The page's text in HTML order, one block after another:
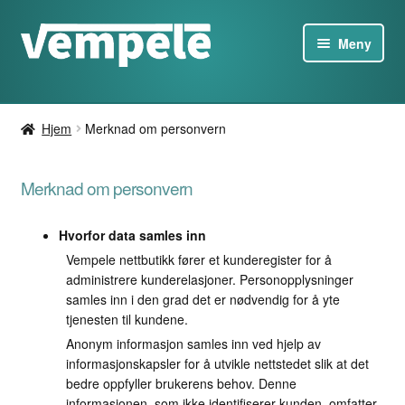
Gå
til
Hopp
til
Meny
Ladere
Tilbud
Kontakt oss
Hjem Merknad om personvern
Merknad om personvern
Hvorfor data samles inn
Vempele nettbutikk fører et kunderegister for å
administrere kunderelasjoner. Personopplysninger
samles inn i den grad det er nødvendig for å yte
tjenesten til kundene.
Anonym informasjon samles inn ved hjelp av
informasjonskapsler for å utvikle nettstedet slik at det
bedre oppfyller brukerens behov. Denne